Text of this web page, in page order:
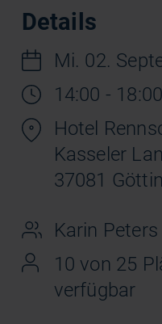
Details
Mi. 02.
14:00 -
Hotel
Kasseler
37081
Karin Peters
10 von 25
verfügbar